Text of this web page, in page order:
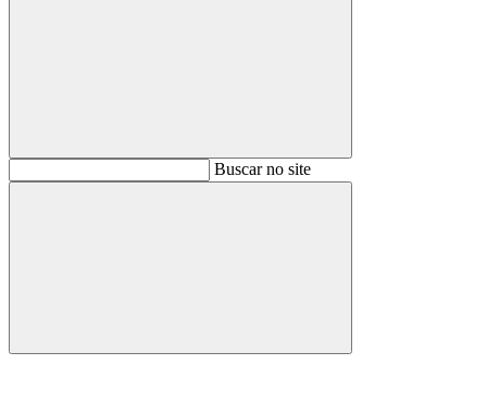
BuscarBuscar no site
Buscar